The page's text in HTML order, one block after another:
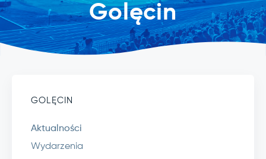
Golęcin
GOLĘCIN
Aktualności
Wydarzenia